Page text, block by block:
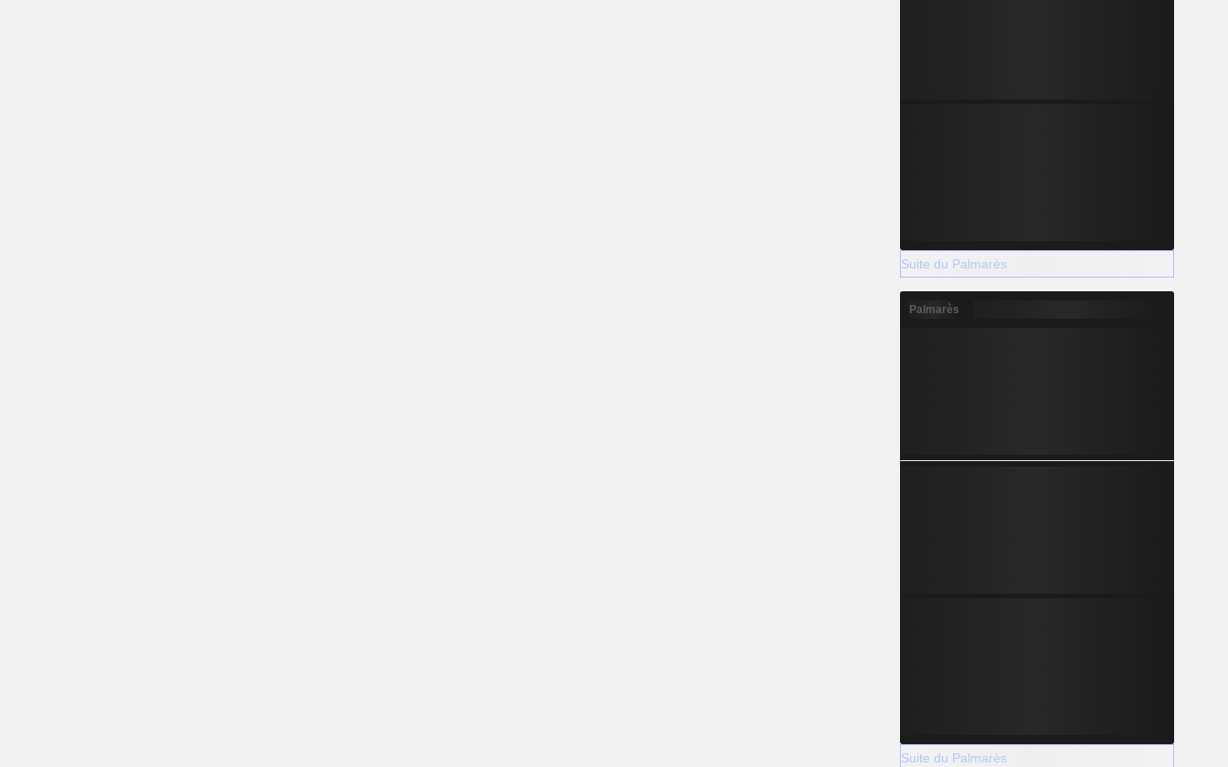
Suite du Palmarès
Palmarès
Suite du Palmarès